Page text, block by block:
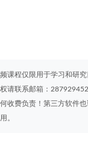
课程仅限用于学习和研
请联系邮箱：
收费负责！第三方软件
。